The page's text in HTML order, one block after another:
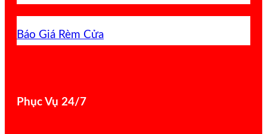
Báo Giá Rèm Cửa
Phục Vụ 24/7